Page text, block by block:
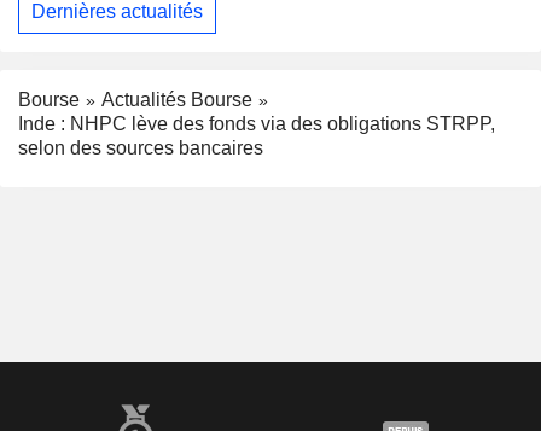
Dernières actualités
Bourse
Actualités Bourse
Inde : NHPC lève des fonds via des obligations STRPP,
selon des sources bancaires